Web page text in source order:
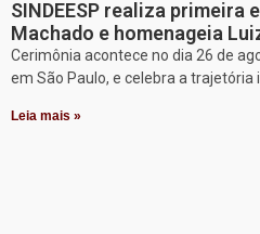
SINDEESP realiza primeira
Machado e homenageia
Cerimônia acontece no dia 26 de
em São Paulo, e celebra a trajetória
Leia mais »